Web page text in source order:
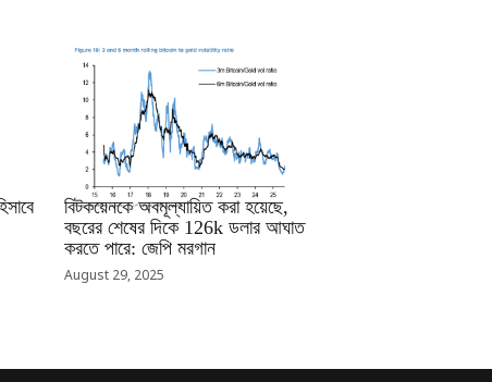
RRCNEWS_BN
বিটকয়েনকে অবমূল্যায়িত করা হয়েছে,
বছরের শেষের দিকে 126k ডলার আঘাত
করতে পারে: জেপি মরগান
August 29, 2025